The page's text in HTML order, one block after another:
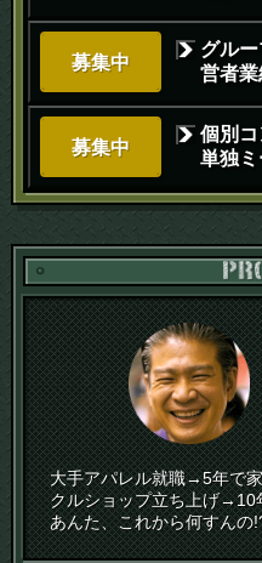
募集中
グル
営者業
募集中
個別
単独ミ
大手アパレル就職→5年で
クルショップ立ち上げ
あんた、これから何すんの